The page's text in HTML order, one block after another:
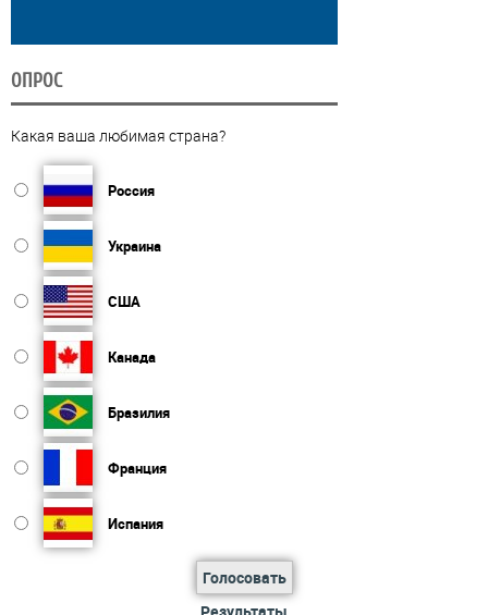
ОПРОС
Какая ваша любимая страна?
Россия
Украина
США
Канада
Бразилия
Франция
Испания
Голосовать